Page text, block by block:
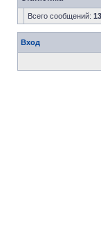
Всего сообщений:
Вход